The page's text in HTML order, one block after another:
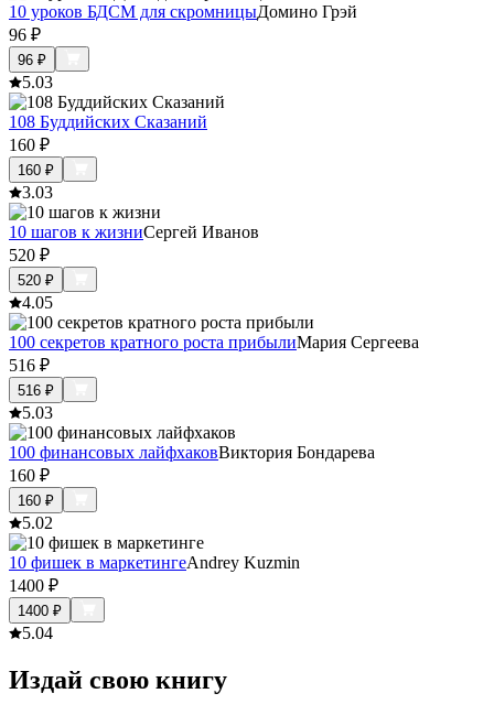
10 уроков БДСМ для скромницыДомино Грэй
96 ₽
96 ₽
5.03
108 Буддийских Сказаний
160 ₽
160 ₽
3.03
10 шагов к жизниСергей Иванов
520 ₽
520 ₽
4.05
100 секретов кратного роста прибылиМария Сергеева
516 ₽
516 ₽
5.03
100 финансовых лайфхаковВиктория Бондарева
160 ₽
160 ₽
5.02
10 фишек в маркетингеAndrey Kuzmin
1400 ₽
1400 ₽
5.04
Издай свою книгу